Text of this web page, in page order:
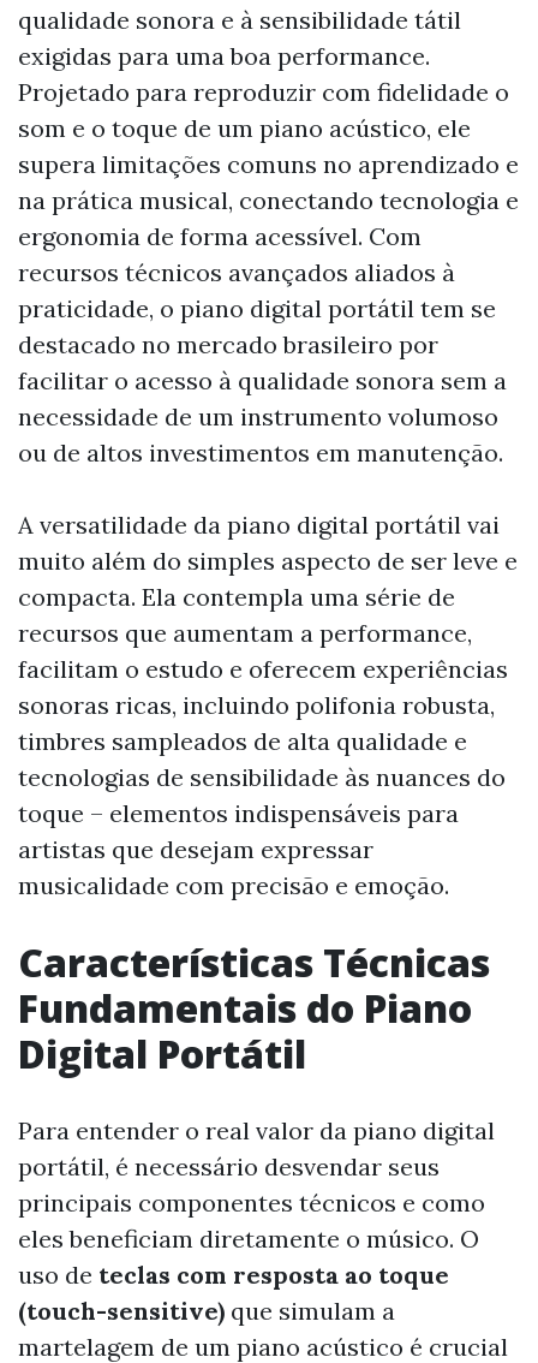
qualidade sonora e à sensibilidade tátil
exigidas para uma boa performance.
Projetado para reproduzir com fidelidade o
som e o toque de um piano acústico, ele
supera limitações comuns no aprendizado e
na prática musical, conectando tecnologia e
ergonomia de forma acessível. Com
recursos técnicos avançados aliados à
praticidade, o piano digital portátil tem se
destacado no mercado brasileiro por
facilitar o acesso à qualidade sonora sem a
necessidade de um instrumento volumoso
ou de altos investimentos em manutenção.
A versatilidade da piano digital portátil vai
muito além do simples aspecto de ser leve e
compacta. Ela contempla uma série de
recursos que aumentam a performance,
facilitam o estudo e oferecem experiências
sonoras ricas, incluindo polifonia robusta,
timbres sampleados de alta qualidade e
tecnologias de sensibilidade às nuances do
toque – elementos indispensáveis para
artistas que desejam expressar
musicalidade com precisão e emoção.
Características Técnicas
Fundamentais do Piano
Digital Portátil
Para entender o real valor da piano digital
portátil, é necessário desvendar seus
principais componentes técnicos e como
eles beneficiam diretamente o músico. O
uso de teclas com resposta ao toque
(touch-sensitive) que simulam a
martelagem de um piano acústico é crucial